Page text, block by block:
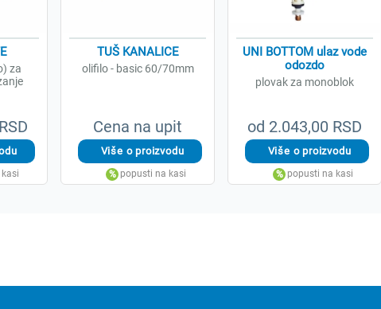
za
Cena na upit
TUŠ KANALICE
olifilo - basic 60/70mm
od 2.043,00 RSD
UNI BOTTOM ulaz vode
odozdo
plovak za monoblok